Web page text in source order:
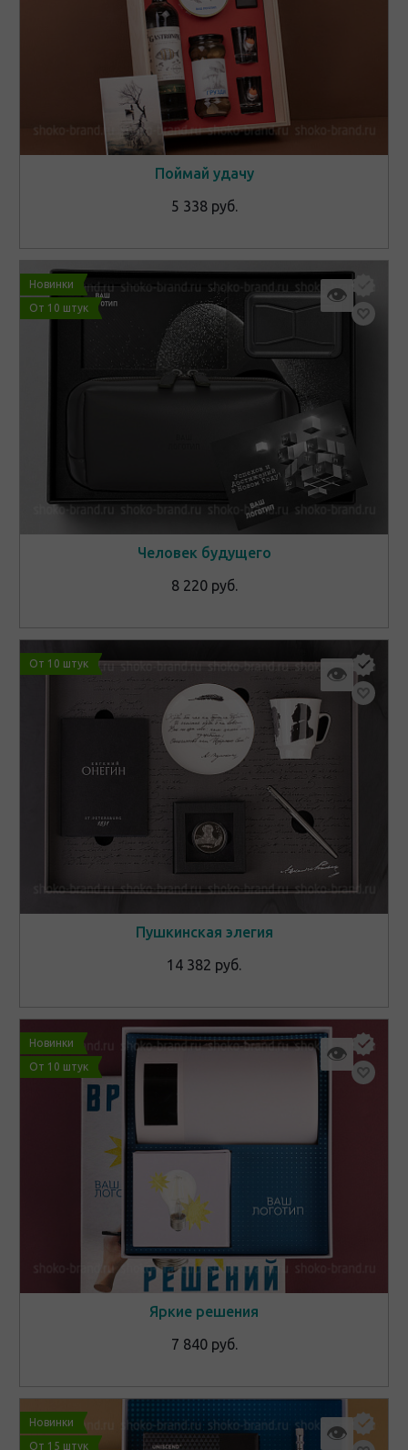
Поймай удачу
5 338 руб.
Новинки
От 10 штук
👁
Человек будущего
8 220 руб.
От 10 штук 👁
Пушкинская элегия
14 382 руб.
Новинки
От 10 штук
👁
Яркие решения
7 840 руб.
Новинки
От 15 штук
👁